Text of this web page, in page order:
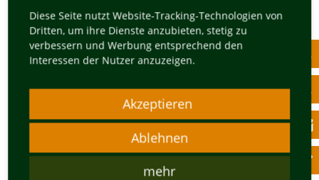
Diese Seite nutzt Website-Tracking-Technologien von
Dritten, um ihre Dienste anzubieten, stetig zu
verbessern und Werbung entsprechend den
Interessen der Nutzer anzuzeigen.
Akzeptieren
Ablehnen
mehr